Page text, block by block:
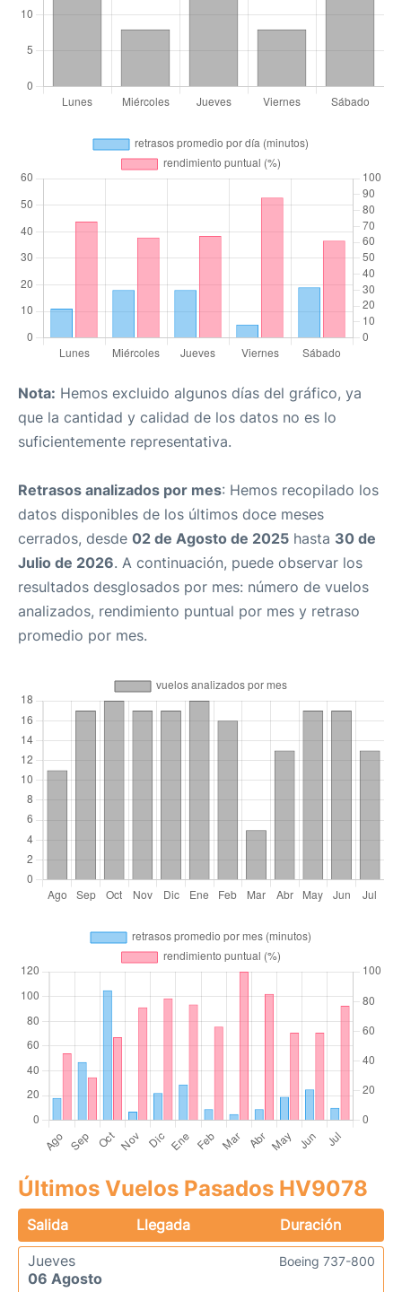
Nota: Hemos excluido algunos días del gráfico, ya
que la cantidad y calidad de los datos no es lo
suficientemente representativa.
Retrasos analizados por mes: Hemos recopilado los
datos disponibles de los últimos doce meses
cerrados, desde 02 de Agosto de 2025 hasta 30 de
Julio de 2026. A continuación, puede observar los
resultados desglosados por mes: número de vuelos
analizados, rendimiento puntual por mes y retraso
promedio por mes.
Últimos Vuelos Pasados HV9078
Salida Llegada
Duración
Jueves
06 Agosto
Boeing 737-800